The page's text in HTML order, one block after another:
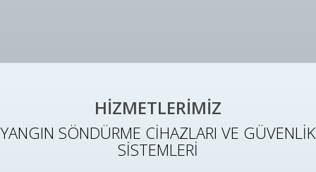
HİZMETLERİMİZ
YANGIN SÖNDÜRME CİHAZLARI VE GÜVENLİK
SİSTEMLERİ